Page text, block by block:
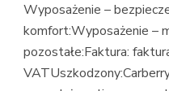
Wyposażenie –
komfort:Wyposażenie –
pozostałe:Faktura: